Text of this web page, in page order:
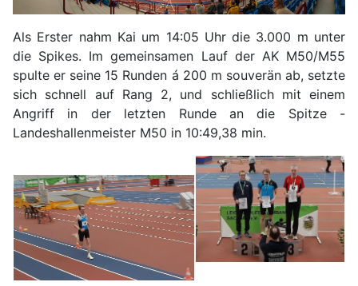
Als Erster nahm Kai um 14:05 Uhr die 3.000 m unter
die Spikes. Im gemeinsamen Lauf der AK M50/M55
spulte er seine 15 Runden á 200 m souverän ab, setzte
sich schnell auf Rang 2, und schließlich mit einem
Angriff in der letzten Runde an die Spitze -
Landeshallenmeister M50 in 10:49,38 min.